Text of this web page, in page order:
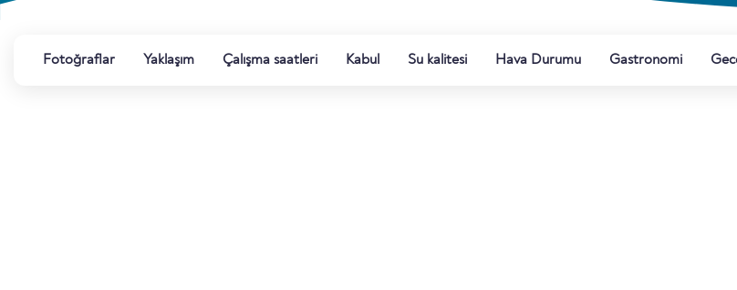
Fotoğraflar Yaklaşım Çalışma saatleri Kabul Su kalitesi Hava Durumu Gastronomi